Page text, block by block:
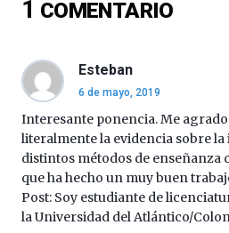
16
4
de
octubre.
La
iniciativa,
por
la
Cátedra…
1 COMENTARIO
Esteban
6 de mayo, 2019
Interesante ponencia. Me
literalmente la evidencia sobre
distintos métodos de enseñanza
que ha hecho un muy buen
Post: Soy estudiante de
la Universidad del Atlántico/